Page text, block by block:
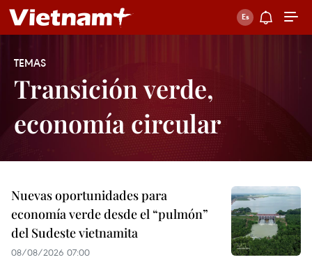
TEMAS
Transición verde,
economía circular
Nuevas oportunidades para
economía verde desde el “pulmón”
del Sudeste vietnamita
08/08/2026 07:00